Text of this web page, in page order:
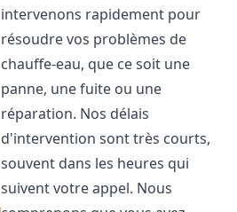
intervenons rapidement pour
résoudre vos problèmes de
chauffe-eau, que ce soit une
panne, une fuite ou une
réparation. Nos délais
d'intervention sont très courts,
souvent dans les heures qui
suivent votre appel. Nous